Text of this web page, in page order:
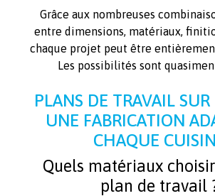
Grâce aux nombreuses
entre dimensions, matériaux,
chaque projet peut être
Les possibilités sont
PLANS DE TRAVAIL SUR
UNE FABRICATION
CHAQUE
Quels matériaux
plan de travail